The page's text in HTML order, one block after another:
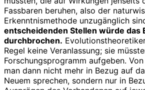
Fassbaren beruhen, also der
Erkenntnismethode unzugänglich
entscheidenden Stellen würde das
durchbrochen.
Regel keine Veranlassung; sie
Forschungsprogramm aufgeben.
man dann nicht mehr in Bezug auf
Neuem sprechen, sondern nur in